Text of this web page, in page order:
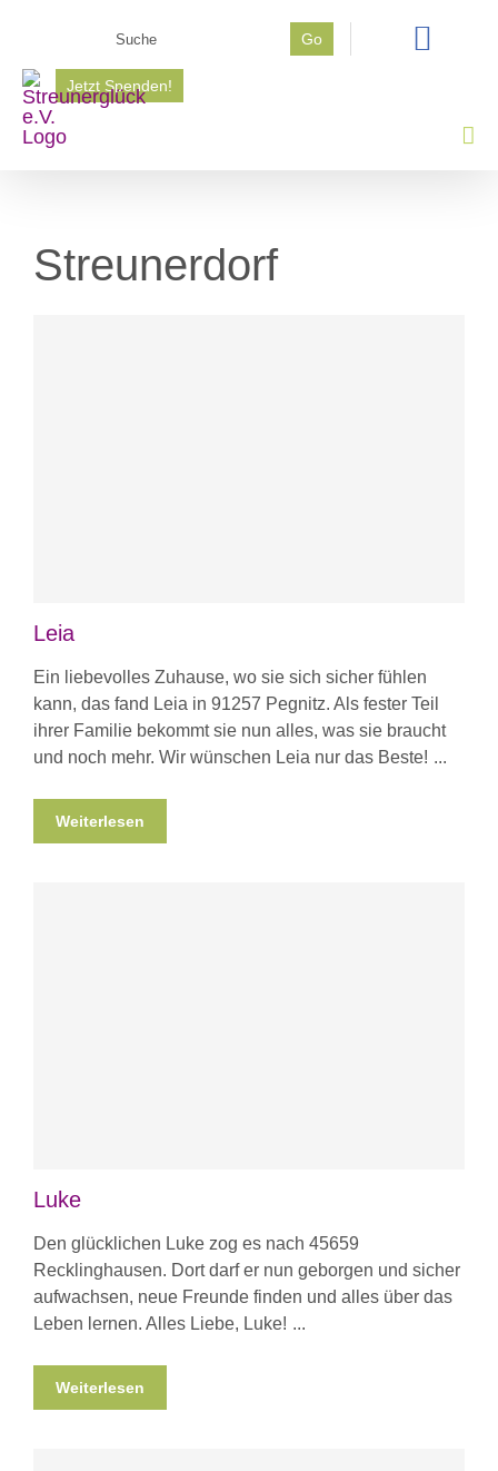
springen
Go
Jetzt Spenden!
Streunerdorf
Leia
Ein liebevolles Zuhause, wo sie sich sicher fühlen
kann, das fand Leia in 91257 Pegnitz. Als fester Teil
ihrer Familie bekommt sie nun alles, was sie braucht
und noch mehr. Wir wünschen Leia nur das Beste!
Weiterlesen
Luke
Den glücklichen Luke zog es nach 45659
Recklinghausen. Dort darf er nun geborgen und sicher
aufwachsen, neue Freunde finden und alles über das
Leben lernen. Alles Liebe, Luke!
Weiterlesen